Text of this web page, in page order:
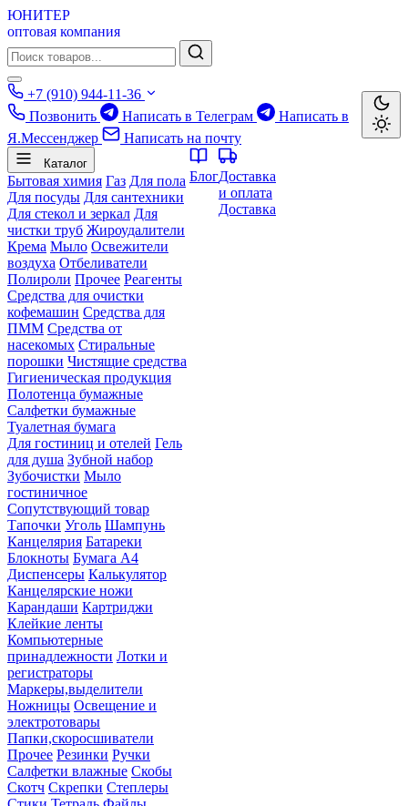
ЮНИТЕР
оптовая компания
+7 (910) 944-11-36
Позвонить
Написать в Телеграм
Написать в
Я.Мессенджер
Написать на почту
Каталог
Бытовая химия Газ Для пола
Для посуды Для сантехники
Для стекол и зеркал Для
чистки труб Жироудалители
Крема Мыло Освежители
воздуха Отбеливатели
Полироли Прочее Реагенты
Средства для очистки
кофемашин Средства для
ПММ Средства от
насекомых Стиральные
порошки Чистящие средства
Гигиеническая продукция
Полотенца бумажные
Салфетки бумажные
Туалетная бумага
Для гостиниц и отелей Гель
для душа Зубной набор
Зубочистки Мыло
гостиничное
Сопутствующий товар
Тапочки Уголь Шампунь
Канцелярия Батареки
Блокноты Бумага А4
Диспенсеры Калькулятор
Канцелярские ножи
Карандаши Картриджи
Клейкие ленты
Компьютерные
принадлежности Лотки и
регистраторы
Маркеры,выделители
Ножницы Освещение и
электротовары
Папки,скоросшиватели
Прочее Резинки Ручки
Салфетки влажные Скобы
Скотч Скрепки Степлеры
БлогДоставка
и оплата
Доставка